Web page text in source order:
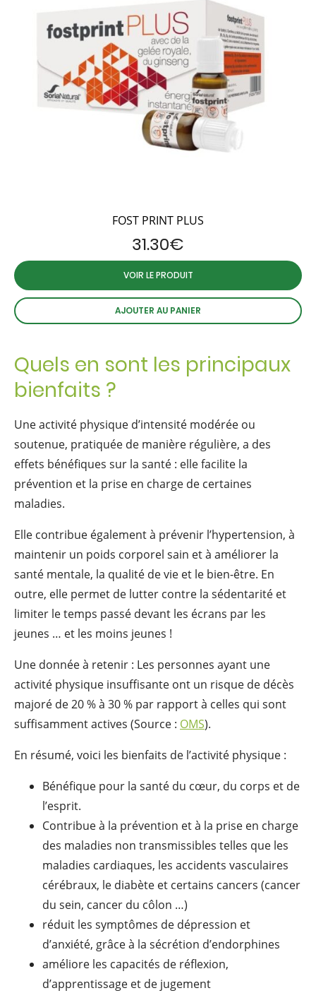
FOST PRINT PLUS
31.30€
VOIR LE PRODUIT
AJOUTER AU PANIER
Quels en sont les principaux
bienfaits ?
Une activité physique d’intensité modérée ou
soutenue, pratiquée de manière régulière, a des
effets bénéfiques sur la santé : elle facilite la
prévention et la prise en charge de certaines
maladies.
Elle contribue également à prévenir l’hypertension, à
maintenir un poids corporel sain et à améliorer la
santé mentale, la qualité de vie et le bien-être. En
outre, elle permet de lutter contre la sédentarité et
limiter le temps passé devant les écrans par les
jeunes … et les moins jeunes !
Une donnée à retenir : Les personnes ayant une
activité physique insuffisante ont un risque de décès
majoré de 20 % à 30 % par rapport à celles qui sont
suffisamment actives (Source : OMS).
En résumé, voici les bienfaits de l’activité physique :
Bénéfique pour la santé du cœur, du corps et de
l’esprit.
Contribue à la prévention et à la prise en charge
des maladies non transmissibles telles que les
maladies cardiaques, les accidents vasculaires
cérébraux, le diabète et certains cancers (cancer
du sein, cancer du côlon …)
réduit les symptômes de dépression et
d’anxiété, grâce à la sécrétion d’endorphines
améliore les capacités de réflexion,
d’apprentissage et de jugement